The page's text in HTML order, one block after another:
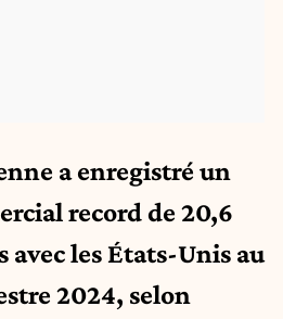
a enregistré un
record de 20,6
avec les États-Unis au
2024, selon